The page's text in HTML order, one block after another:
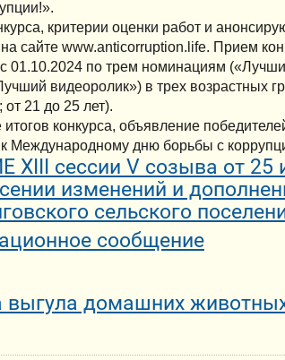
критерии оценки работ и
сайте www.anticorruption.life. Прием
01.10.2024 по трем номинациям
видеоролик») в трех возрастных
от 21 до 25 лет).
конкурса, объявление
Международному дню борьбы с
XIII сессии V созыва от
изменений и
сельского
сообщение
выгула домашних